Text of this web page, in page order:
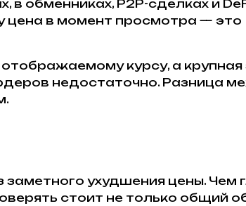
обменниках, P2P-сделках и
цена в момент просмотра — это
курсу, а крупная
недостаточно. Разница
заметного ухудшения цены. Чем
стоит не только общий